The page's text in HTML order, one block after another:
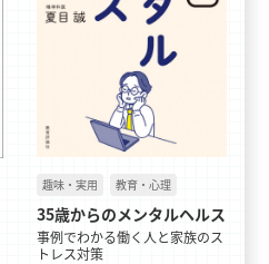
趣味・実用 教育・心理
35歳からのメンタルヘルス
事例でわかる働く人と家族のス
トレス対策